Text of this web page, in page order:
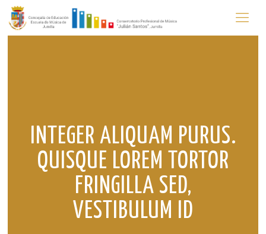
INTEGER ALIQUAM PURUS.
QUISQUE LOREM TORTOR
FRINGILLA SED,
VESTIBULUM ID